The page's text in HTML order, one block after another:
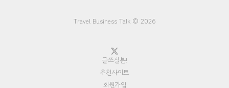
Travel Business Talk © 2026
글쓰실분!
추천사이트
회원가입